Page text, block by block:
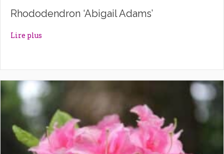
Rhododendron ‘Abigail Adams’
Lire plus